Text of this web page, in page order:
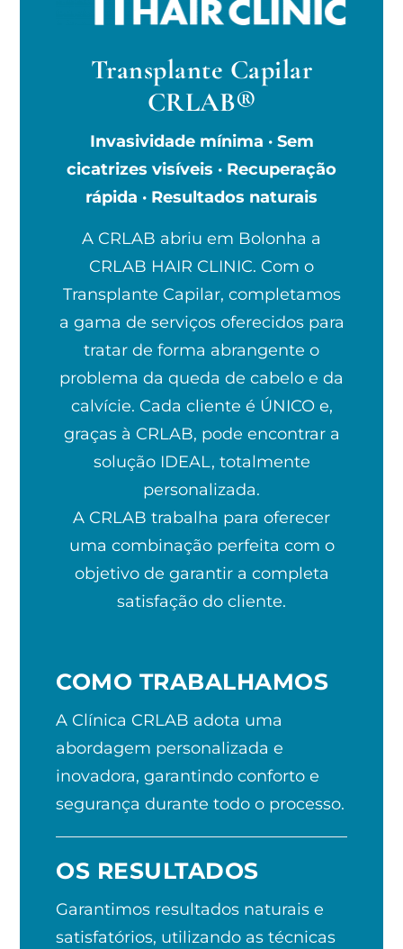
Transplante Capilar
CRLAB®
Invasividade mínima · Sem
cicatrizes visíveis · Recuperação
rápida · Resultados naturais
A CRLAB abriu em Bolonha a
CRLAB HAIR CLINIC. Com o
Transplante Capilar, completamos
a gama de serviços oferecidos para
tratar de forma abrangente o
problema da queda de cabelo e da
calvície. Cada cliente é ÚNICO e,
graças à CRLAB, pode encontrar a
solução IDEAL, totalmente
personalizada.
A CRLAB trabalha para oferecer
uma combinação perfeita com o
objetivo de garantir a completa
satisfação do cliente.
COMO TRABALHAMOS
A Clínica CRLAB adota uma
abordagem personalizada e
inovadora, garantindo conforto e
segurança durante todo o processo.
OS RESULTADOS
Garantimos resultados naturais e
satisfatórios, utilizando as técnicas